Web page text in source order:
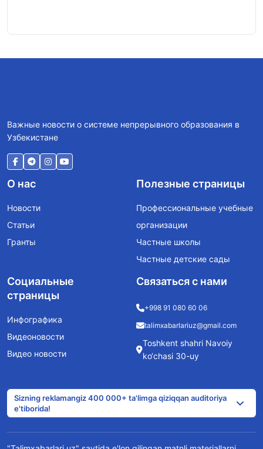
Важные новости о системе непрерывного образования в
Узбекистане
О нас
Новости
Статьи
Гранты
Полезные страницы
Профессиональные учебные
организации
Частные школы
Частные детские сады
Социальные
страницы
Инфографика
Видеоновости
Видео новости
Связаться с нами
+998 91 080 60 06
talimxabarlariuz@gmail.com
Toshkent shahri Navoiy
ko‘chasi 30-uy
Sizning reklamangiz 400 000+ ta'limga qiziqqan auditoriya
e'tiborida!